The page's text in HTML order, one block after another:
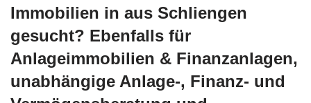
Immobilien in aus Schliengen
gesucht? Ebenfalls für
Anlageimmobilien & Finanzanlagen,
unabhängige Anlage-, Finanz- und